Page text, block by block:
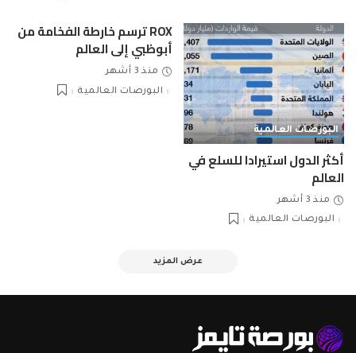
البورصات العالمية
أكثر الدول استيرادا للسلع في
العالم
منذ 3 أشهر
البورصات العالمية
ROX ترسم خارطة الفخامة من
أبوظبي إلى العالم
منذ 3 أشهر
البورصات العالمية
عرض المزيد